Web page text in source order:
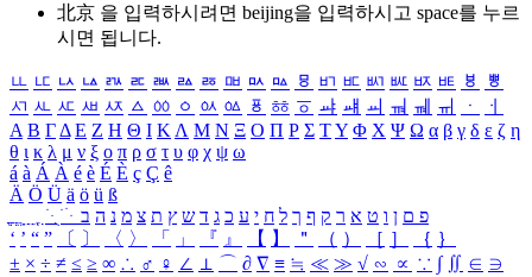
北京 을 입력하시려면 beijing을 입력하시고 space를 누르
시면 됩니다.
ㅥ ㅦ ㅧ ㅨ ㅩ ㅪ ㅫ ㅬ ㅭ ㅮ ㅯ ㅰ ㅱ ㅲ ㅳ ㅴ ㅵ ㅶ ㅷ ㅸ
ㅹ
ㅺ ㅻ ㅼ ㅽ ㅾ ㅿ ㆀ ㆁ ㆂ ㆃ ㆄ ㆅ ㆆ ㆇ ㆈ ㆉ ㆊ ㆋ ㆌ ㆍ
ㆎ
Α Β ΓΔ Ε Ζ Η Θ Ι ΚΛ Μ Ν Ξ Ο Π Ρ Σ ΤΥ Φ Χ Ψ Ω α β γ δ ε ζ η
θ ι κ λ μ ν ξ ο π ρ σ τ υ φ χ ψ ω
á à Á À é è É È ç Ç ê
Ä Ö Ü ä ö ü ß
ִֶֹ ֻּ ׁׂ פ ם ן ו ט א ר ק ף ך ל ח י ע כ ג ד ש ץ ת צ מ נ ה ב
‘ ’ “ ” 〔 〕 〈 〉 「 」 『 』 【 】 ＂ （ ） ［ ］ ｛ ｝
± × ÷ ≠ ≤ ≥ ∞ ∴ ♂ ♀ ∠ ⊥ ⌒ ∂ ∇ ≡ ≒ ≪ ≫ √ ∽ ∝ ∵ ∫ ∬ ∈ ∋